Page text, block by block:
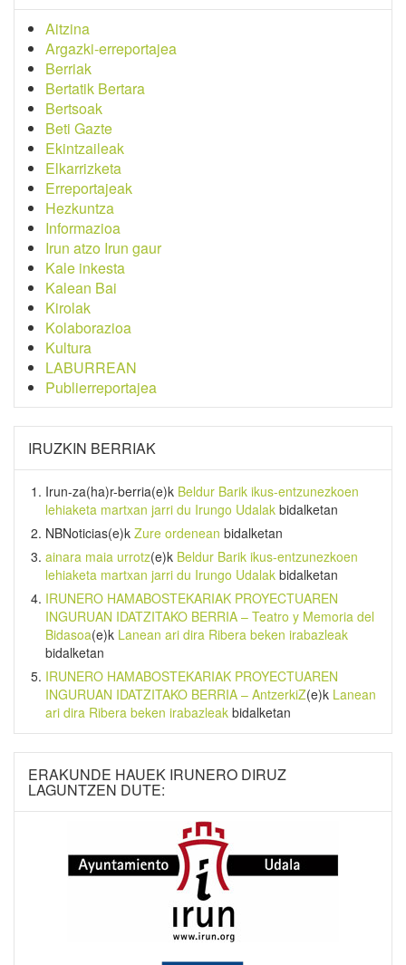
Aitzina
Argazki-erreportajea
Berriak
Bertatik Bertara
Bertsoak
Beti Gazte
Ekintzaileak
Elkarrizketa
Erreportajeak
Hezkuntza
Informazioa
Irun atzo Irun gaur
Kale inkesta
Kalean Bai
Kirolak
Kolaborazioa
Kultura
LABURREAN
Publierreportajea
IRUZKIN BERRIAK
Irun-za(ha)r-berria(e)k Beldur Barik ikus-entzunezkoen
lehiaketa martxan jarri du Irungo Udalak bidalketan
NBNoticias(e)k Zure ordenean bidalketan
ainara maia urrotz(e)k Beldur Barik ikus-entzunezkoen
lehiaketa martxan jarri du Irungo Udalak bidalketan
IRUNERO HAMABOSTEKARIAK PROYECTUAREN
INGURUAN IDATZITAKO BERRIA – Teatro y Memoria del
Bidasoa(e)k Lanean ari dira Ribera beken irabazleak
bidalketan
IRUNERO HAMABOSTEKARIAK PROYECTUAREN
INGURUAN IDATZITAKO BERRIA – AntzerkiZ(e)k Lanean
ari dira Ribera beken irabazleak bidalketan
ERAKUNDE HAUEK IRUNERO DIRUZ
LAGUNTZEN DUTE: